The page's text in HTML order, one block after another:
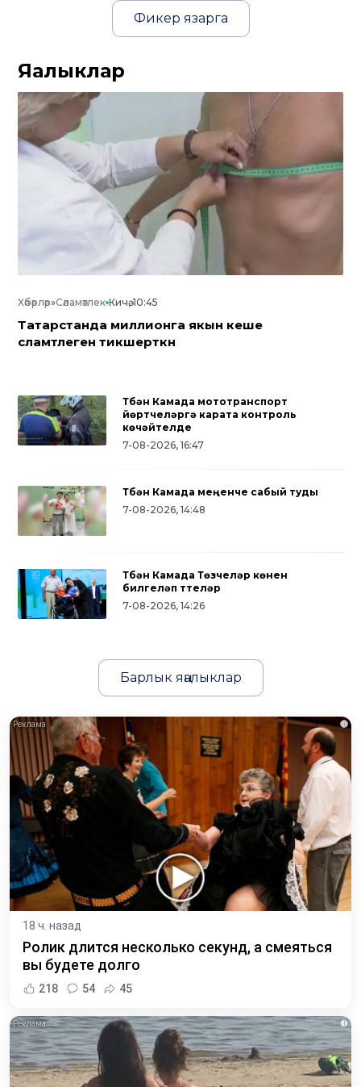
Фикер язарга
Яңалыклар
Хәбәрләр»Сәламәтлек Кичә, 10:45
Татарстанда миллионга якын кеше
сәламәтлеген тикшерткән
Түбән Камада мототранспорт
йөртүчеләргә карата контроль
көчәйтелде
7-08-2026, 16:47
Түбән Камада меңенче сабый туды
7-08-2026, 14:48
Түбән Камада Төзүчеләр көнен
билгеләп үттеләр
7-08-2026, 14:26
Барлык яңалыклар
i
18 ч. назад
Ролик длится несколько секунд, а смеяться
вы будете долго
218 54 45
i